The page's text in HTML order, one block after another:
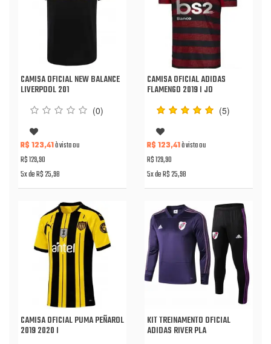
CAMISA OFICIAL NEW BALANCE
LIVERPOOL 201
(0)
R$ 123,41à vista ou
R$ 129,90
5x de R$ 25,98
CAMISA OFICIAL ADIDAS
FLAMENGO 2019 I JO
(5)
R$ 123,41à vista ou
R$ 129,90
5x de R$ 25,98
CAMISA OFICIAL PUMA PEÑAROL
2019 2020 I
KIT TREINAMENTO OFICIAL
ADIDAS RIVER PLA